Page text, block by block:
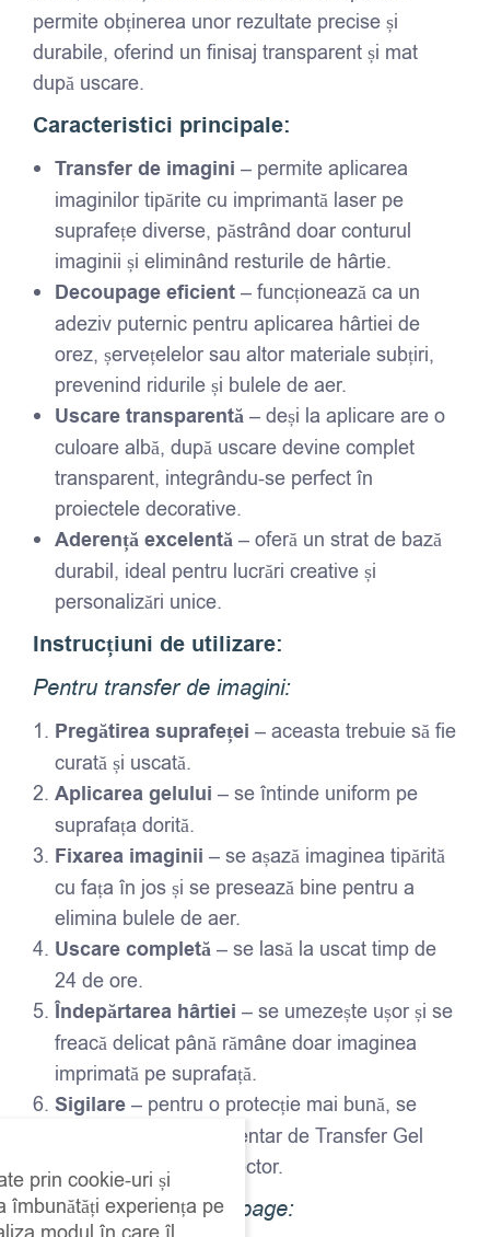
permite obținerea unor rezultate precise și
durabile, oferind un finisaj transparent și mat
după uscare.
Caracteristici principale:
Transfer de imagini – permite aplicarea
imaginilor tipărite cu imprimantă laser pe
suprafețe diverse, păstrând doar conturul
imaginii și eliminând resturile de hârtie.
Decoupage eficient – funcționează ca un
adeziv puternic pentru aplicarea hârtiei de
orez, șervețelelor sau altor materiale subțiri,
prevenind ridurile și bulele de aer.
Uscare transparentă – deși la aplicare are o
culoare albă, după uscare devine complet
transparent, integrându-se perfect în
proiectele decorative.
Aderență excelentă – oferă un strat de bază
durabil, ideal pentru lucrări creative și
personalizări unice.
Instrucțiuni de utilizare:
Pentru transfer de imagini:
Pregătirea suprafeței – aceasta trebuie să fie
curată și uscată.
Aplicarea gelului – se întinde uniform pe
suprafața dorită.
Fixarea imaginii – se așază imaginea tipărită
cu fața în jos și se presează bine pentru a
elimina bulele de aer.
Uscare completă – se lasă la uscat timp de
24 de ore.
Îndepărtarea hârtiei – se umezește ușor și se
freacă delicat până rămâne doar imaginea
imprimată pe suprafață.
Sigilare – pentru o protecție mai bună, se
aplică un strat suplimentar de Transfer Gel
sau un alt finisaj protector.
Pentru tehnica decoupage:
prin cookie-uri și
îmbunătăți experiența pe